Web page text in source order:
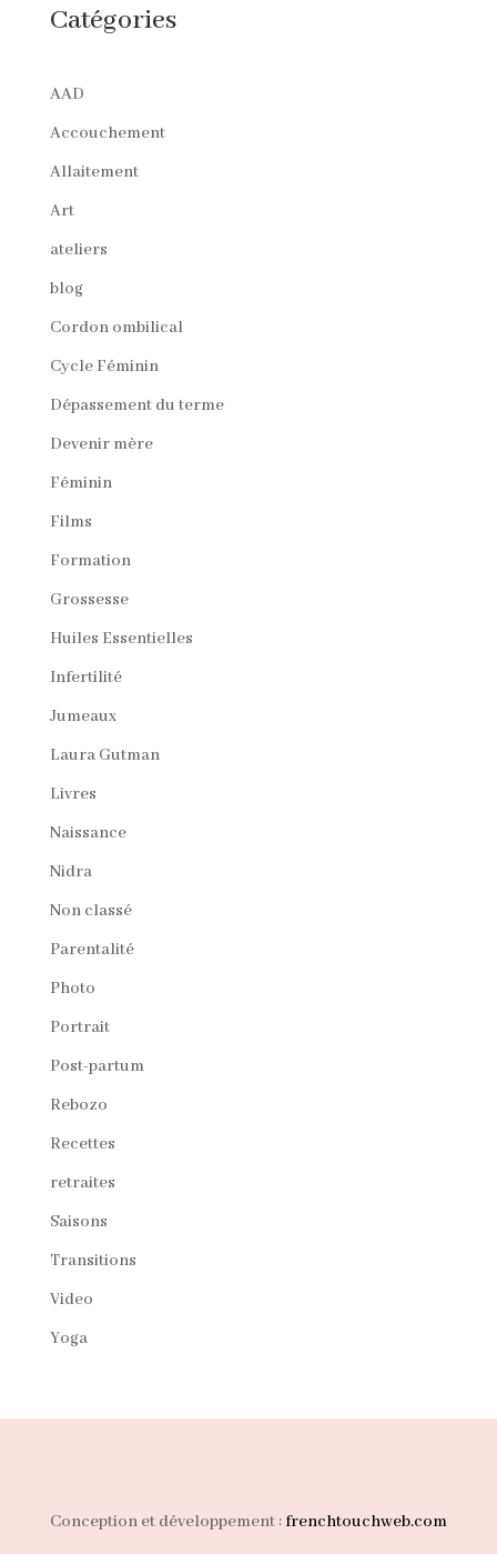
Catégories
AAD
Accouchement
Allaitement
Art
ateliers
blog
Cordon ombilical
Cycle Féminin
Dépassement du terme
Devenir mère
Féminin
Films
Formation
Grossesse
Huiles Essentielles
Infertilité
Jumeaux
Laura Gutman
Livres
Naissance
Nidra
Non classé
Parentalité
Photo
Portrait
Post-partum
Rebozo
Recettes
retraites
Saisons
Transitions
Video
Yoga
Conception et développement : frenchtouchweb.com